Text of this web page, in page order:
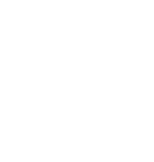
livello